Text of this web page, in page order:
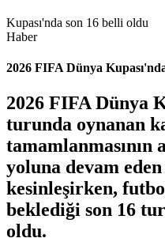
Kupası'nda son 16 belli oldu
Haber
2026 FIFA Dünya
2026 FIFA Dünya
turunda oynanan
tamamlanmasının
yoluna devam eden
kesinleşirken,
beklediği son 16
oldu.